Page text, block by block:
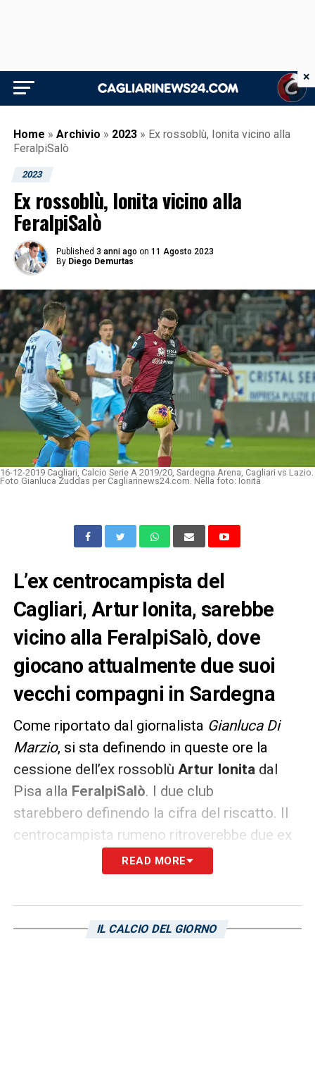
Home » Archivio » 2023 » Ex rossoblù, Ionita vicino alla
FeralpiSalò
2023
Ex rossoblù, Ionita vicino alla
FeralpiSalò
Published 3 anni ago on 11 Agosto 2023
By Diego Demurtas
16-12-2019 Cagliari, Calcio Serie A 2019/20, Sardegna Arena, Cagliari vs Lazio.
Foto Gianluca Zuddas per Cagliarinews24.com. Nella foto: Ionita
L’ex centrocampista del
Cagliari, Artur Ionita, sarebbe
vicino alla FeralpiSalò, dove
giocano attualmente due suoi
vecchi compagni in Sardegna
Come riportato dal giornalista Gianluca Di
Marzio, si sta definendo in queste ore la
cessione dell’ex rossoblù Artur Ionita dal
Pisa alla FeralpiSalò. I due club
starebbero definendo la cifra del riscatto. Il
centrocampista rumeno ritroverebbe due ex
compagni ai tempi delCagliari
Luca Ceppitelli e Marco Sau.
LA PLAYLIST DELLE NOSTRE TOP NEWS
READ MORE
IL CALCIO DEL GIORNO
×